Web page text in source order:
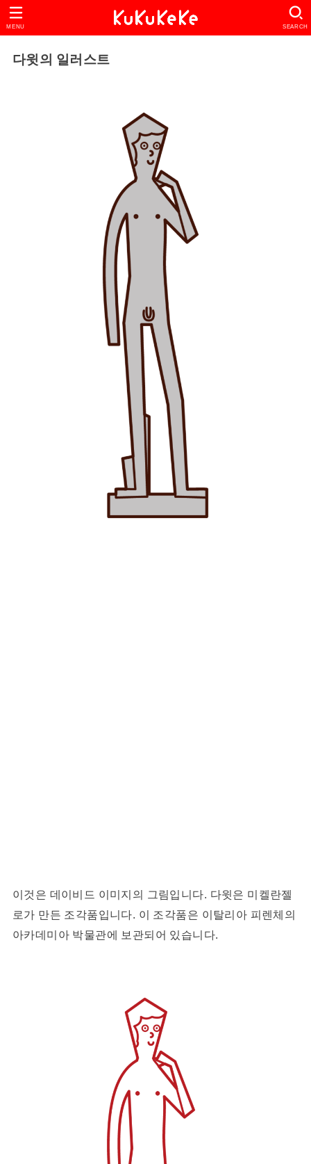
SEARCH
MENU
다윗의 일러스트
이것은 데이비드 이미지의 그림입니다. 다윗은 미켈란젤
로가 만든 조각품입니다. 이 조각품은 이탈리아 피렌체의
아카데미아 박물관에 보관되어 있습니다.